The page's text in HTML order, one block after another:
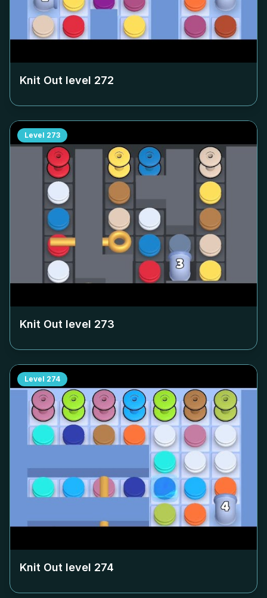
Knit Out level 272
Level 273
Knit Out level 273
Level 274
Knit Out level 274